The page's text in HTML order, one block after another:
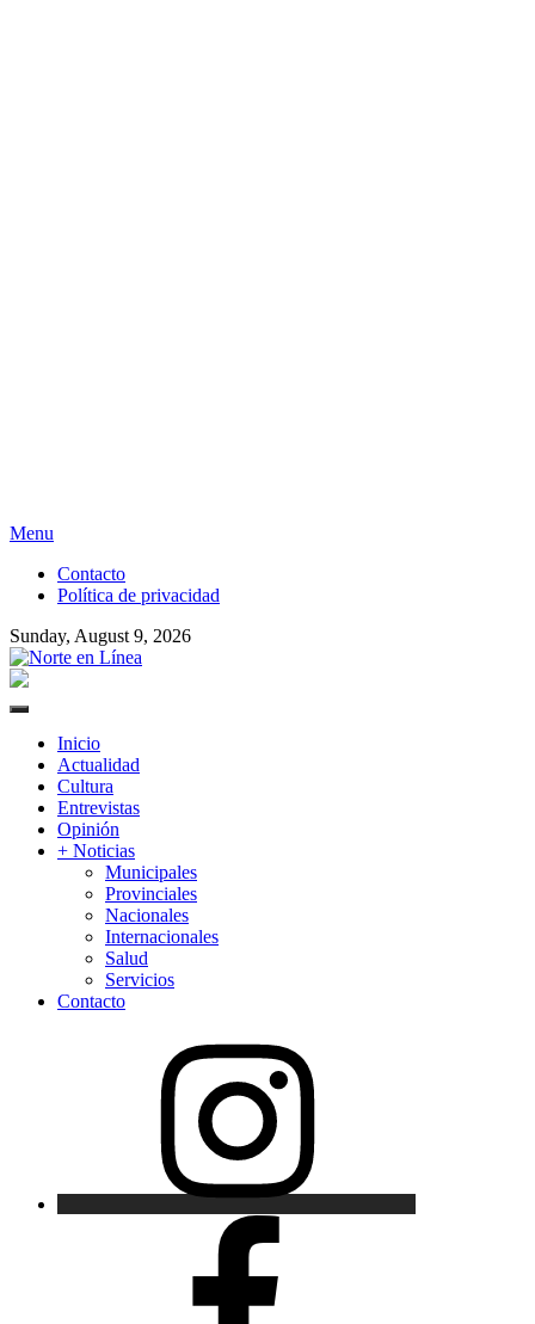
Skip
content
Menu
Contacto
Política de privacidad
Sunday, August 9, 2026
Primary
Inicio
Actualidad
Cultura
Entrevistas
Opinión
+ Noticias
Municipales
Provinciales
Nacionales
Internacionales
Salud
Servicios
Contacto